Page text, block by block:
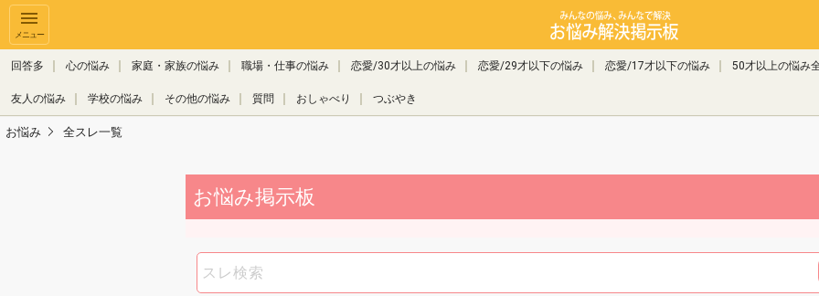
メニュー
回答多 心の悩み 家庭・家族の悩み 職場・仕事の悩み 恋愛/30才以上の悩み 恋愛/29才以下の悩み 恋愛/17才以下の悩み 50才以上の悩み
友人の悩み 学校の悩み その他の悩み 質問 おしゃべり つぶやき
お悩み 全スレ一覧
お悩み掲示板